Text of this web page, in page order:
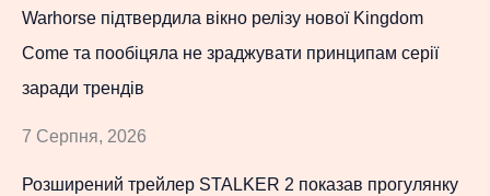
Warhorse підтвердила вікно релізу нової Kingdom
Come та пообіцяла не зраджувати принципам серії
заради трендів
7 Серпня, 2026
Розширений трейлер STALKER 2 показав прогулянку